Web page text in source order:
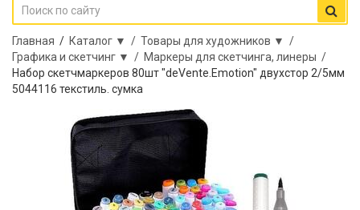
Главная / Каталог ▼ / Товары для художников ▼ /
Графика и скетчинг ▼ / Маркеры для скетчинга, линеры /
Набор скетчмаркеров 80шт "deVente.Emotion" двухстор 2/5мм
5044116 текстиль. сумка